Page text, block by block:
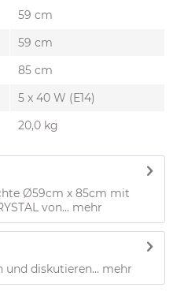
59 cm
59 cm
85 cm
5 x 40 W (E14)
20,0 kg
Ø59cm x 85cm mit
von... mehr
und diskutieren... mehr